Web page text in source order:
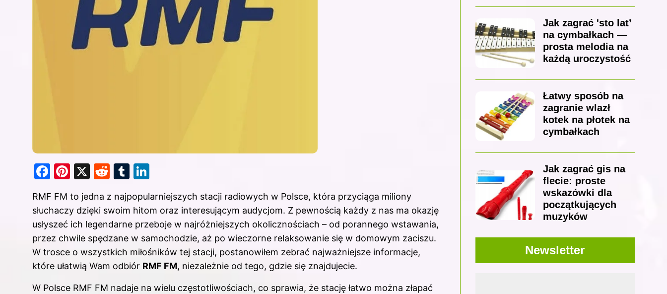
F
c
e
b
o
o
k
Pi
er
e
st
X
R
d
di
t
T
m
bl
r
k
e
dI
n
RMF FM to jedna z najpopularniejszych stacji radiowych w Polsce, która przyciąga miliony
słuchaczy dzięki swoim hitom oraz interesującym audycjom. Z pewnością każdy z nas ma okazję
usłyszeć ich legendarne przeboje w najróżniejszych okolicznościach – od porannego wstawania,
przez chwile spędzane w samochodzie, aż po wieczorne relaksowanie się w domowym zaciszu.
W trosce o wszystkich miłośników tej stacji, postanowiłem zebrać najważniejsze informacje,
które ułatwią Wam odbiór RMF FM, niezależnie od tego, gdzie się znajdujecie.
W Polsce RMF FM nadaje na wielu częstotliwościach, co sprawia, że stację łatwo można złapać
Jak zagrać 'sto lat’
na cymbałkach —
prosta melodia na
każdą uroczystość
Łatwy sposób na
zagranie wlazł
kotek na płotek na
cymbałkach
Jak zagrać gis na
flecie: proste
wskazówki dla
początkujących
muzyków
Newsletter